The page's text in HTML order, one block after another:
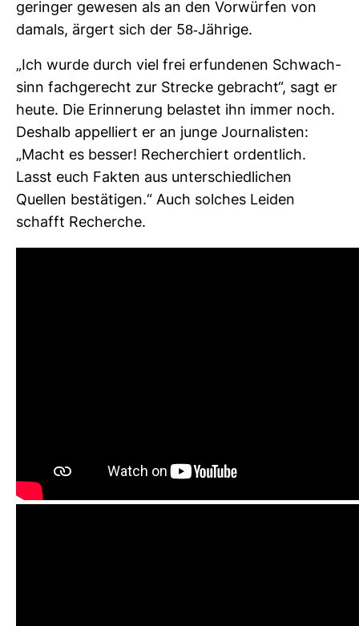
geringer gewesen als an den Vor­würfen von
damals, ärgert sich der 58-​Jäh­rige.
„Ich wurde durch viel frei erfun­denen Schwach­
sinn fach­ge­recht zur Strecke gebracht“, sagt er
heute. Die Erin­ne­rung belastet ihn immer noch.
Des­halb appel­liert er an junge Jour­na­listen:
„Macht es besser! Recher­chiert ordent­lich.
Lasst euch Fakten aus unter­schied­li­chen
Quellen bestä­tigen.“ Auch sol­ches Leiden
schafft Recherche.